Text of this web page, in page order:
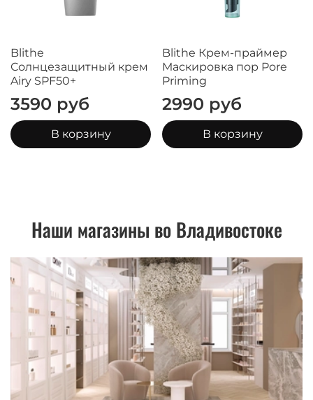
Blithe
Солнцезащитный крем
Airy SPF50+
3590 руб
В корзину
Blithe Крем-праймер
Маскировка пор Pore
Priming
2990 руб
В корзину
Наши магазины во Владивостоке